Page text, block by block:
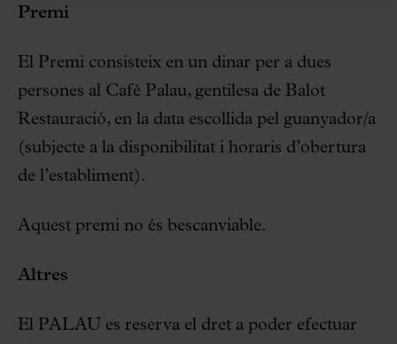
Premi
El Premi consisteix en un dinar per a dues
persones al Cafè Palau, gentilesa de Balot
Restauració, en la data escollida pel guanyador/a
(subjecte a la disponibilitat i horaris d’obertura
de l’establiment).
Aquest premi no és bescanviable.
Altres
El PALAU es reserva el dret a poder efectuar